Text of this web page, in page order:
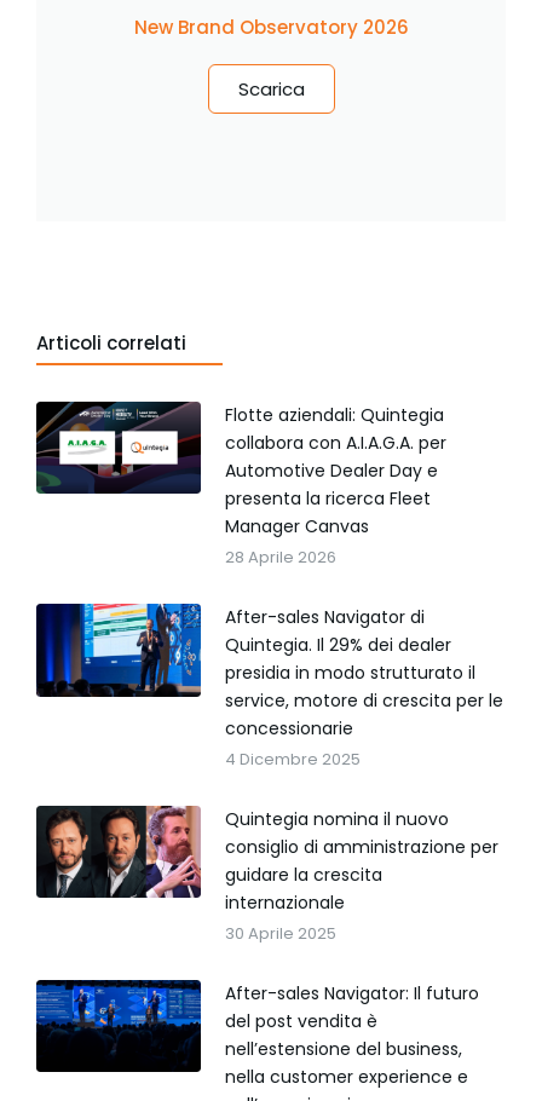
New Brand Observatory 2026
Scarica
Articoli correlati
Flotte aziendali: Quintegia
collabora con A.I.A.G.A. per
Automotive Dealer Day e
presenta la ricerca Fleet
Manager Canvas
28 Aprile 2026
After-sales Navigator di
Quintegia. Il 29% dei dealer
presidia in modo strutturato il
service, motore di crescita per le
concessionarie
4 Dicembre 2025
Quintegia nomina il nuovo
consiglio di amministrazione per
guidare la crescita
internazionale
30 Aprile 2025
After-sales Navigator: Il futuro
del post vendita è
nell’estensione del business,
nella customer experience e